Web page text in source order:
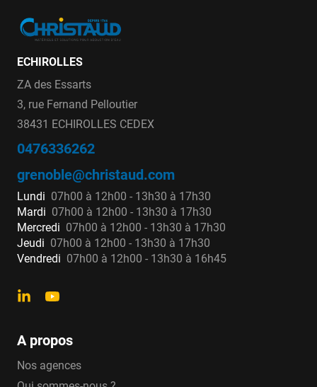
ECHIROLLES
ZA des Essarts
3, rue Fernand Pelloutier
38431 ECHIROLLES CEDEX
0476336262
grenoble@christaud.com
Lundi 07h00 à 12h00 - 13h30 à 17h30
Mardi 07h00 à 12h00 - 13h30 à 17h30
Mercredi 07h00 à 12h00 - 13h30 à 17h30
Jeudi 07h00 à 12h00 - 13h30 à 17h30
Vendredi 07h00 à 12h00 - 13h30 à 16h45
A propos
Nos agences